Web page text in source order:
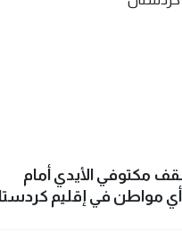
مكتوفي الأيدي أمام
أي مواطن في إقليم